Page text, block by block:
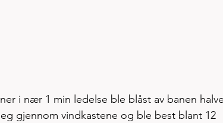
i nær 1 min ledelse ble blåst av banen
gjennom vindkastene og ble best blant 12